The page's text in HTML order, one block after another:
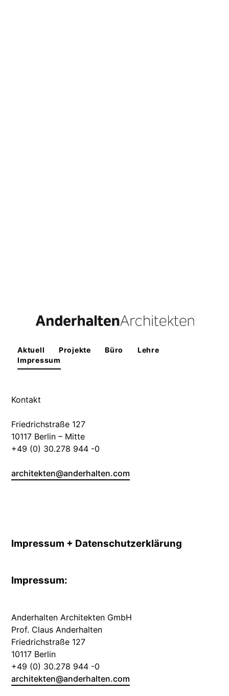
Aktuell Projekte Büro
Lehre
Impressum
Kontakt
Friedrichstraße 127
10117 Berlin – Mitte
+49 (0) 30.278 944 -0
architekten@anderhalten.com
Impressum + Datenschutzerklärung
Impressum:
Anderhalten Architekten GmbH
Prof. Claus Anderhalten
Friedrichstraße 127
10117 Berlin
+49 (0) 30.278 944 -0
architekten@anderhalten.com